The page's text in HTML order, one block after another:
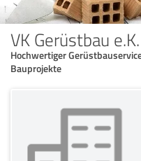
VK Gerüstbau e.K.
Hochwertiger
Bauprojekte